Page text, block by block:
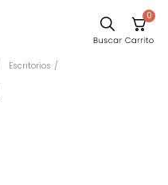
0
Escritorios